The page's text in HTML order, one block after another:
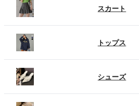
スカート
トップス
シューズ